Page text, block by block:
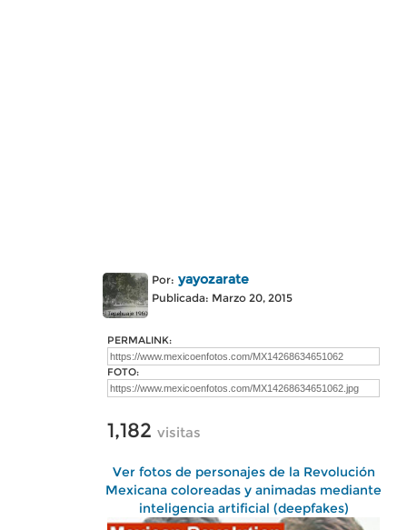
Por: yayozarate
Publicada: Marzo 20, 2015
PERMALINK:
FOTO:
1,182 visitas
Ver fotos de personajes de la Revolución
Mexicana coloreadas y animadas mediante
inteligencia artificial (deepfakes)